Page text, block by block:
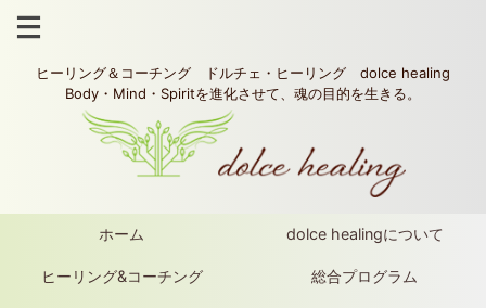
ヒーリング＆コーチング ドルチェ・ヒーリング dolce healing
Body・Mind・Spiritを進化させて、魂の目的を生きる。
ホーム dolce healingについて
ヒーリング&コーチング 総合プログラム